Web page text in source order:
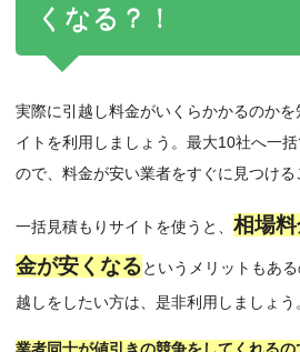
くなる？！
実際に引越し料金がいくらかかるのか
イトを利用しましょう。最大10社へ一
ので、料金が安い業者をすぐに見つける
一括見積もりサイトを使うと、 相場
金が安くなるというメリットもあ
越しをしたい方は、是非利用しましょう
業者同士が値引きの競争をしてくれる